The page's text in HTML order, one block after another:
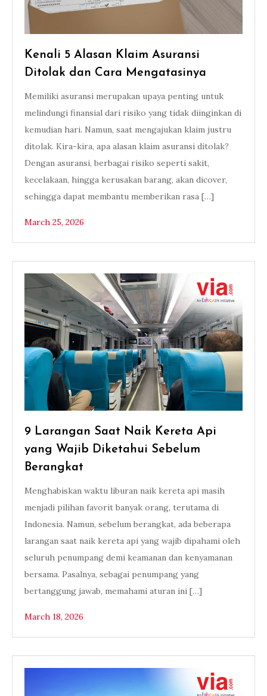
Kenali 5 Alasan Klaim Asuransi
Ditolak dan Cara Mengatasinya
Memiliki asuransi merupakan upaya penting untuk
melindungi finansial dari risiko yang tidak diinginkan di
kemudian hari. Namun, saat mengajukan klaim justru
ditolak. Kira-kira, apa alasan klaim asuransi ditolak?
Dengan asuransi, berbagai risiko seperti sakit,
kecelakaan, hingga kerusakan barang, akan dicover,
sehingga dapat membantu memberikan rasa […]
March 25, 2026
9 Larangan Saat Naik Kereta Api
yang Wajib Diketahui Sebelum
Berangkat
Menghabiskan waktu liburan naik kereta api masih
menjadi pilihan favorit banyak orang, terutama di
Indonesia. Namun, sebelum berangkat, ada beberapa
larangan saat naik kereta api yang wajib dipahami oleh
seluruh penumpang demi keamanan dan kenyamanan
bersama. Pasalnya, sebagai penumpang yang
bertanggung jawab, memahami aturan ini […]
March 18, 2026